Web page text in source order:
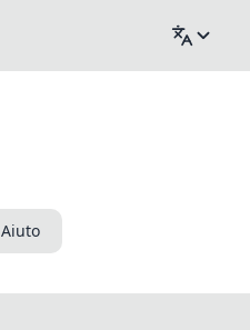
Aiuto